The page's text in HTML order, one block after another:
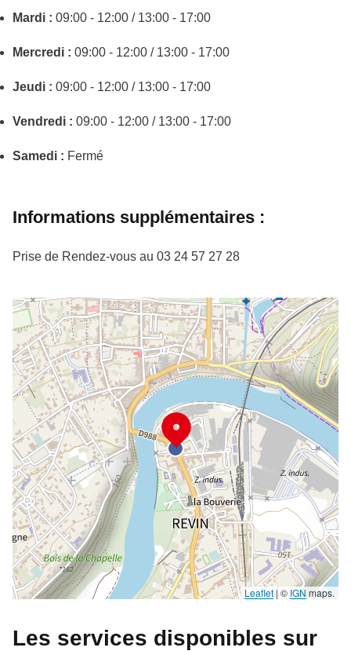
Mardi : 09:00 - 12:00 / 13:00 - 17:00
Mercredi : 09:00 - 12:00 / 13:00 - 17:00
Jeudi : 09:00 - 12:00 / 13:00 - 17:00
Vendredi : 09:00 - 12:00 / 13:00 - 17:00
Samedi : Fermé
Informations supplémentaires :
Prise de Rendez-vous au 03 24 57 27 28
Leaflet | © IGN maps.
Les services disponibles sur